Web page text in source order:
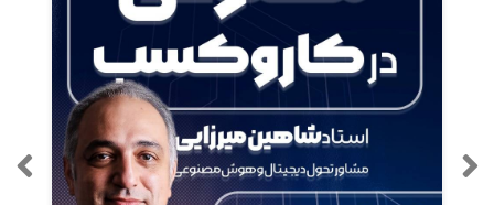
شهرت را القا می‌کنند، در سطح ناخودآگاه
جذاب‌ترند. برای مثال، انسان‌ها به‌طور طبیعی از خطر
پرهیز می‌کنند و در جمع، احساس ایمنی بیشتری
دارند؛ همین «امنیت در گله» اساس واکنش مثبت
به بازخوردهای اجتماعی و تأیید جمعی است —